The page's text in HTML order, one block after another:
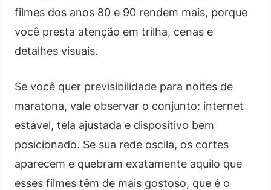
filmes dos anos 80 e 90 rendem mais, porque
você presta atenção em trilha, cenas e
detalhes visuais.
Se você quer previsibilidade para noites de
maratona, vale observar o conjunto: internet
estável, tela ajustada e dispositivo bem
posicionado. Se sua rede oscila, os cortes
aparecem e quebram exatamente aquilo que
esses filmes têm de mais gostoso, que é o